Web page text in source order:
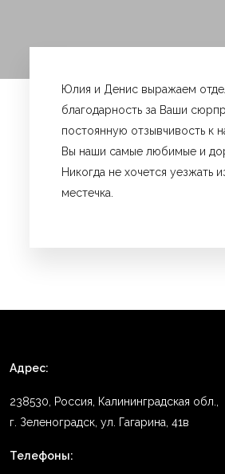
Юлия и Денис выражаем
благодарность за Ваши
постоянную отзывчивость к
Вы наши самые любимые и
Никогда не хочется уезжать
местечка.
Адрес:
238530, Россия, Калининградская обл.,
г. Зеленоградск, ул. Гагарина, 41в
Телефоны: